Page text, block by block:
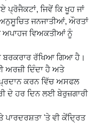
ਪ੍ਰੋਜੈਕਟਾਂ, ਜਿਵੇਂ ਕਿ ਖੂਹ ਜਾਂ
ਜਨਜਾਤੀਆਂ, ਔਰਤਾਂ
ਅਪਾਹਜ ਵਿਅਕਤੀਆਂ ਨੂੰ
ਬਰਕਰਾਰ ਰੱਖਿਆ ਗਿਆ ਹੈ।
ਅਰਜ਼ੀ ਦਿੰਦਾ ਹੈ ਅਤੇ
ਕਰਨ ਵਿੱਚ ਅਸਫਲ
ਦੇ ਹਰ ਦਿਨ ਲਈ ਬੇਰੁਜ਼ਗਾਰੀ
ਪਾਰਦਰਸ਼ਤਾ 'ਤੇ ਵੀ ਕੇਂਦ੍ਰਿਤ